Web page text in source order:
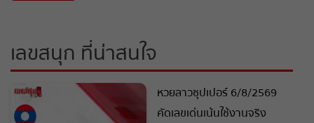
เลขสนุก ที่น่าสนใจ
หวยลาวซุปเปอร์ 6/8/2569
คัดเลขเด่นเน้นใช้งานจริง